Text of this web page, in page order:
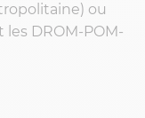
ou
les DROM-POM-